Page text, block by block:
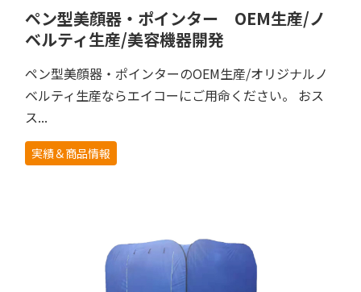
ペン型美顔器・ポインター OEM生産/ノ
ベルティ生産/美容機器開発
ペン型美顔器・ポインターのOEM生産/オリジナルノ
ベルティ生産ならエイコーにご用命ください。 おス
ス...
実績＆商品情報